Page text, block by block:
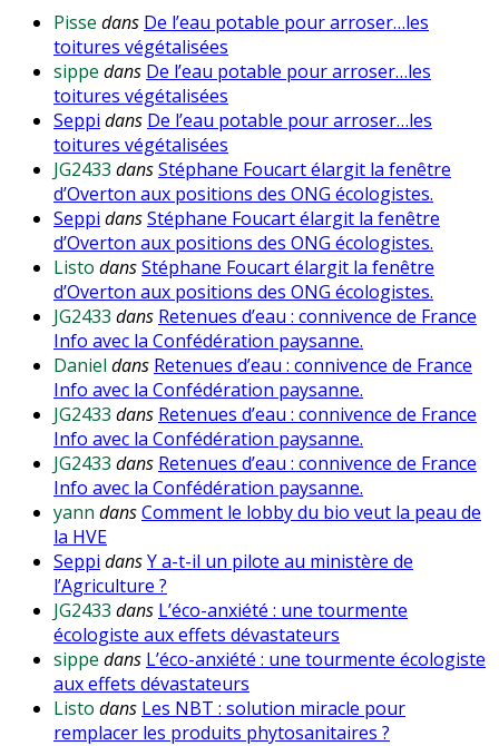
Pisse dans De l’eau potable pour arroser…les
toitures végétalisées
sippe dans De l’eau potable pour arroser…les
toitures végétalisées
Seppi dans De l’eau potable pour arroser…les
toitures végétalisées
JG2433 dansStéphane Foucart élargit la fenêtre
d’Overton aux positions des ONG écologistes.
Seppi dansStéphane Foucart élargit la fenêtre
d’Overton aux positions des ONG écologistes.
Listo dansStéphane Foucart élargit la fenêtre
d’Overton aux positions des ONG écologistes.
JG2433 dans Retenues d’eau : connivence de France
Info avec la Confédération paysanne.
Daniel dans Retenues d’eau : connivence de France
Info avec la Confédération paysanne.
JG2433 dans Retenues d’eau : connivence de France
Info avec la Confédération paysanne.
JG2433 dans Retenues d’eau : connivence de France
Info avec la Confédération paysanne.
yann dansComment le lobby du bio veut la peau de
la HVE
Seppi dansY a-t-il un pilote au ministère de
l’Agriculture ?
JG2433 dans L’éco-anxiété : une tourmente
écologiste aux effets dévastateurs
sippe dans L’éco-anxiété : une tourmente écologiste
aux effets dévastateurs
Listo dans Les NBT : solution miracle pour
remplacer les produits phytosanitaires ?